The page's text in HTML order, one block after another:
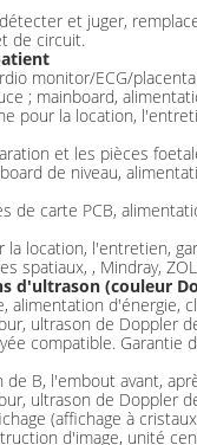
et juger,
de circuit.
monitor/ECG/
; mainboard,
pour la location,
et les pièces
de niveau,
carte PCB,
la location, l'entretien,
spatiaux, , Mindray,
d'ultrason (couleur
alimentation
ultrason de Doppler
compatible. Garantie
de B, l'embout avant,
ultrason de Doppler
(affichage à
d'image, unité